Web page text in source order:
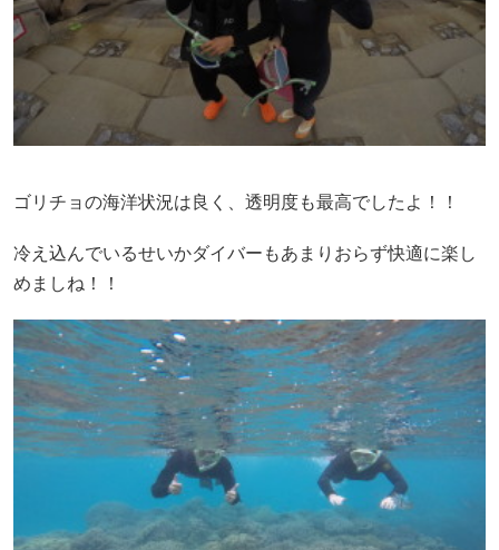
ゴリチョの海洋状況は良く、透明度も最高でしたよ！！
冷え込んでいるせいかダイバーもあまりおらず快適に楽し
めましね！！